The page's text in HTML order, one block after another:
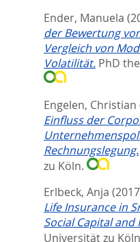
Ender, Manuela
der Bewertung
Vergleich von
Volatilität. PhD
Engelen, Christian
Einfluss der
Rechnungslegung.
zu Köln.
Erlbeck, Anja
Life Insurance in
Social Capital and
Universität zu